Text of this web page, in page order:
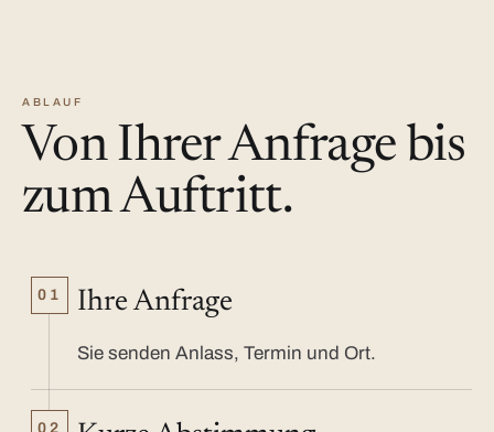
ABLAUF
Von Ihrer Anfrage bis
zum Auftritt.
01 Ihre Anfrage
Sie senden Anlass, Termin und Ort.
02